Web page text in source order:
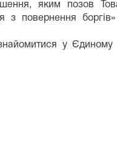
яким позов
з повернення
у Єдиному